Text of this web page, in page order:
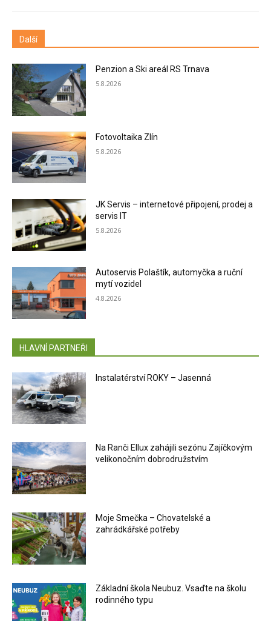
Další
Penzion a Ski areál RS Trnava
5.8.2026
Fotovoltaika Zlín
5.8.2026
JK Servis – internetové připojení, prodej a
servis IT
5.8.2026
Autoservis Polaštík, automyčka a ruční
mytí vozidel
4.8.2026
HLAVNÍ PARTNEŘI
Instalatérství ROKY – Jasenná
Na Ranči Ellux zahájili sezónu Zajíčkovým
velikonočním dobrodružstvím
Moje Smečka – Chovatelské a
zahrádkářské potřeby
Základní škola Neubuz. Vsaďte na školu
rodinného typu